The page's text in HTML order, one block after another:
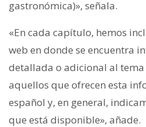
gastronómica)», señala.
«En cada capítulo, hemos
web en donde se encuentra
detallada o adicional al
aquellos que ofrecen esta
español y, en general,
que está disponible», añade.